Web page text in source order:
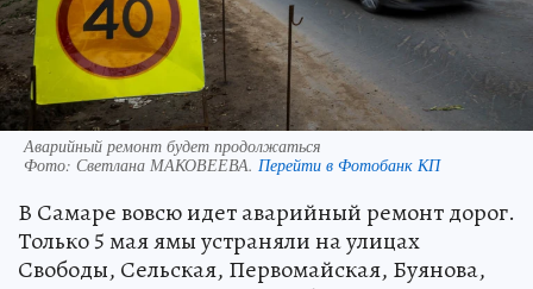
Аварийный ремонт будет продолжаться
Фото: Светлана МАКОВЕЕВА. Перейти в Фотобанк КП
В Самаре вовсю идет аварийный ремонт дорог.
Только 5 мая ямы устраняли на улицах
Свободы, Сельская, Первомайская, Буянова,